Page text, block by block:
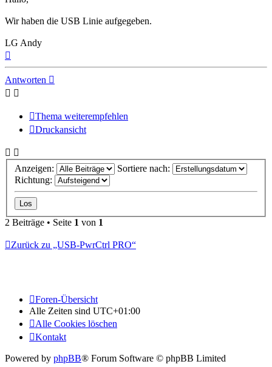
Wir haben die USB Linie aufgegeben.
LG Andy
Antworten
Thema weiterempfehlen
Druckansicht
Anzeigen:
Sortiere nach:
Richtung:
2 Beiträge • Seite 1 von 1
Zurück zu „USB-PwrCtrl PRO“
Foren-Übersicht
Alle Zeiten sind UTC+01:00
Alle Cookies löschen
Kontakt
Powered by phpBB® Forum Software © phpBB Limited